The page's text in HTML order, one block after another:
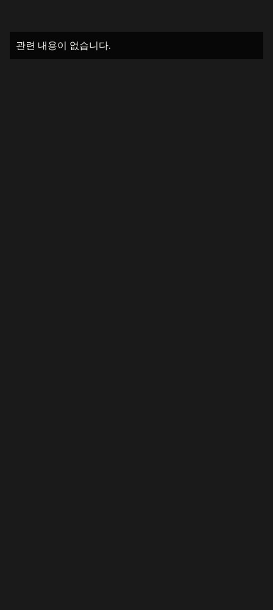
관련 내용이 없습니다.